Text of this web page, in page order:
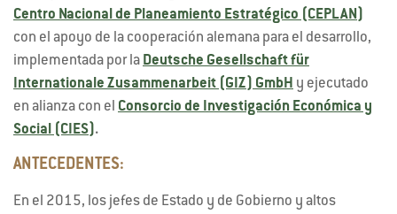
Centro Nacional de Planeamiento Estratégico (CEPLAN)
con el apoyo de la cooperación alemana para el desarrollo,
implementada por la Deutsche Gesellschaft für
Internationale Zusammenarbeit (GIZ) GmbH y ejecutado
en alianza con el Consorcio de Investigación Económica y
Social (CIES) .
ANTECEDENTES:
En el 2015, los jefes de Estado y de Gobierno y altos